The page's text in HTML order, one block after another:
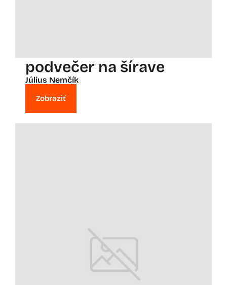
podvečer na šírave
Július Nemčík
Zobraziť